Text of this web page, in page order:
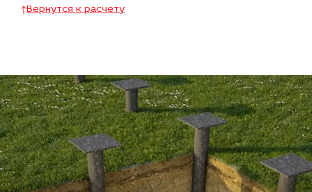
Вернутся к расчету